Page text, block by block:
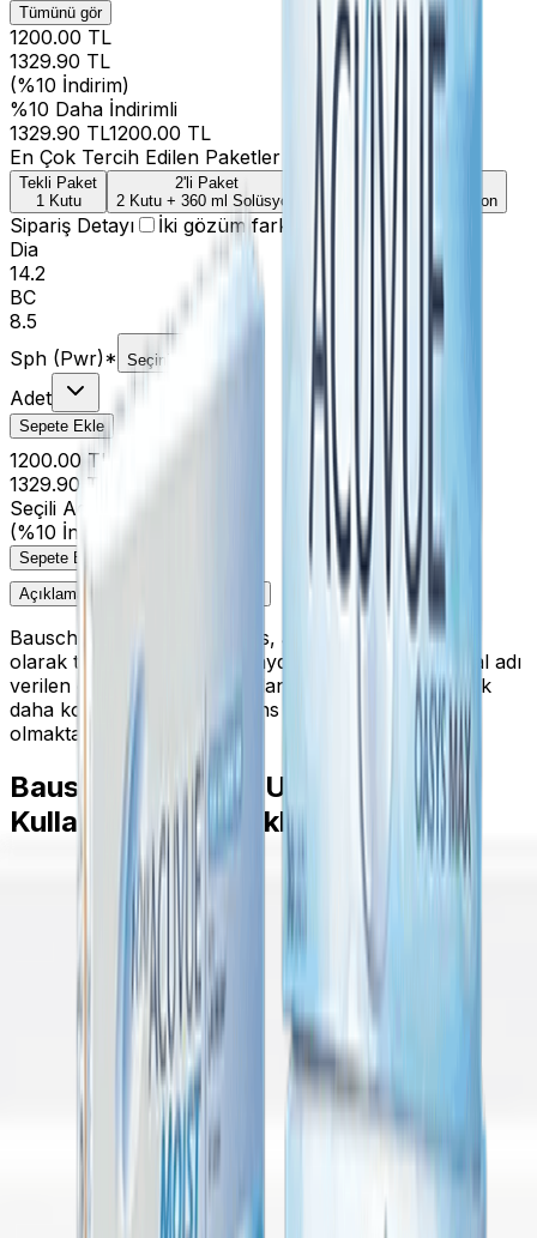
Tümünü gör
1200.00 TL
1329.90 TL
(%10 İndirim)
%10 Daha İndirimli
1329.90 TL1200.00 TL
En Çok Tercih Edilen Paketler
Tekli Paket
1 Kutu
2'li Paket
2 Kutu + 360 ml Solüsyon
4 Kutu + 360 ml Solüsyon
Sipariş Detayı
İki gözüm farklı
Dia
14.2
BC
8.5
Sph (Pwr)* Seçiniz
Adet
Sepete Ekle
1200.00 TL
1329.90 TL
Seçili Adet:
(%10 İndirim)
Sepete Ekle
Açıklama
Bausch and Lomb Ultra lens, aylık kullanıma uygun
olarak tasarlanmış bir tür saydam lens. MoistureSeal adı
verilen özel bir teknoloji kullanılmıştır. Bu sayede çok
daha konforlu bir şekilde lens kullanımı mümkün
olmaktadır.
Bausch and Lomb Ultra Lens
Kullanımı Ve Özellikleri
Bausch and Lomb Ultra, günlük kullanım için
tasarlanmış yüksek kaliteli silikon hidrojel kontakt
lenslerdir. Bu lensler kullanıcının göz sağlığı ve konforu
düşünülerek geliştirilmiş olup, özellikle dijital cihazların
kullanımının arttığı günümüzde göz yorgunluğunu
azaltmak amacıyla tasarlanmıştır. Ultra Serisi, uzun
süreli kullanımda bile net görüş sağlarken gözlerinizi
nemli ve rahat tutmak için çeşitli teknolojilerle
MoistureSeal Teknolojisi
: Bausch and Lomb Ultra
lenslerin en dikkat çekici özelliklerinden biri
MoistureSeal teknolojisidir. Bu teknoloji, lensin
yüzeyine radyasyon yayarak nem dengesini korur.
Bu sayede lenslerin gözlerinizde yaşadığı kuruluk
en aza indirilir. Bu teknoloji, 16 saat boyunca nem
Benzer Ürünler
Bu Ürünü Alanlar Bunları da Aldı